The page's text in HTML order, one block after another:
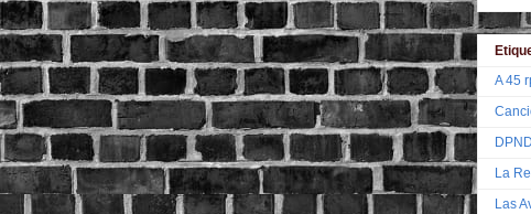
A 45
DPND
La
Las